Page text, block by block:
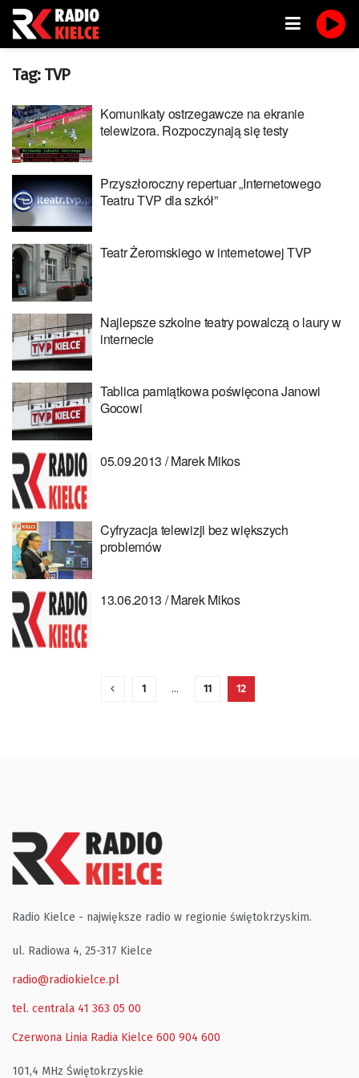
Tag: TVP
Komunikaty ostrzegawcze na ekranie
telewizora. Rozpoczynają się testy
Przyszłoroczny repertuar „Internetowego
Teatru TVP dla szkół”
Teatr Żeromskiego w internetowej TVP
Najlepsze szkolne teatry powalczą o laury w
internecie
Tablica pamiątkowa poświęcona Janowi
Gocowi
05.09.2013 / Marek Mikos
Cyfryzacja telewizji bez większych
problemów
13.06.2013 / Marek Mikos
1 … 11 12
Radio Kielce - największe radio w regionie świętokrzyskim.
ul. Radiowa 4, 25-317 Kielce
radio@radiokielce.pl
tel. centrala 41 363 05 00
Czerwona Linia Radia Kielce 600 904 600
101,4 MHz Świętokrzyskie